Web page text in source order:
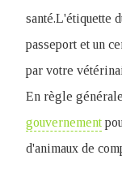
santé.L'étiquette
passeport et un
par votre
En règle
gouvernement
d'animaux de